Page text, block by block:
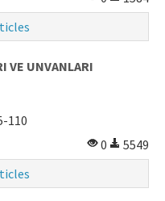
VE UNVANLARI
110
0
5549